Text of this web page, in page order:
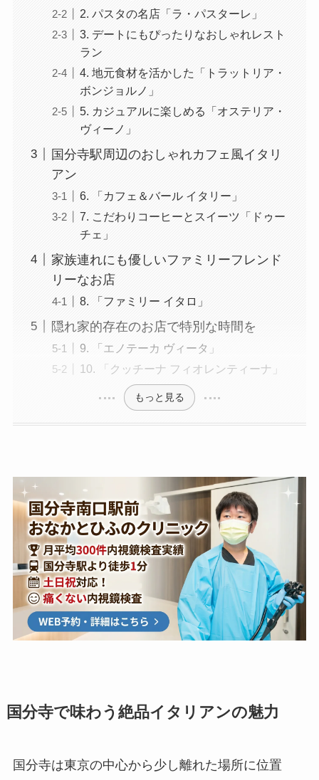
2. パスタの名店「ラ・パスターレ」
3. デートにもぴったりなおしゃれレスト
ラン
4. 地元食材を活かした「トラットリア・
ボンジョルノ」
5. カジュアルに楽しめる「オステリア・
ヴィーノ」
国分寺駅周辺のおしゃれカフェ風イタリ
アン
6. 「カフェ＆バール イタリー」
7. こだわりコーヒーとスイーツ「ドゥー
チェ」
家族連れにも優しいファミリーフレンド
リーなお店
8. 「ファミリー イタロ」
隠れ家的存在のお店で特別な時間を
9. 「エノテーカ ヴィータ」
10. 「クッチーナ フィオレンティーナ」
もっと見る
国分寺で味わう絶品イタリアンの魅力
国分寺は東京の中心から少し離れた場所に位置